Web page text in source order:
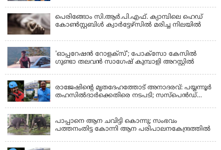
പെരിങ്ങോം സി.ആർ.പി.എഫ്. ക്യാമ്പിലെ ഹെഡ്
കോൺസ്റ്റബിൾ ക്വാർട്ടേഴ്സിൽ മരിച്ച നിലയിൽ
'ഓപ്പറേഷൻ റോളക്സ്'; പോക്സോ കേസിൽ
ഗുണ്ടാ തലവൻ സാഗേഷ് കുമ്പാളി അറസ്റ്റിൽ
രാജേഷിന്റെ മൃതദേഹത്തോട് അനാദരവ്: പയ്യന്നൂർ
തഹസിൽദാർക്കെതിരെ നടപടി; സസ്പെൻഡ്
പാപ്പാനെ ആന ചവിട്ടി കൊന്നു; സംഭവം
പത്തനംതിട്ട കോന്നി ആന പരിപാലനകേന്ദ്രത്തിൽ